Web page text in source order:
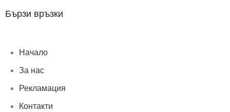
Бързи връзки
Начало
За нас
Рекламация
Контакти